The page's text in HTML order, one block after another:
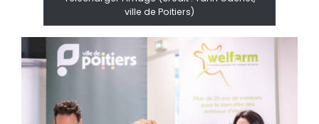
ville de Poitiers)